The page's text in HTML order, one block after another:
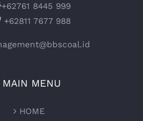
+62761 8445 999
+62811 7677 988
MAIN MENU
HOME